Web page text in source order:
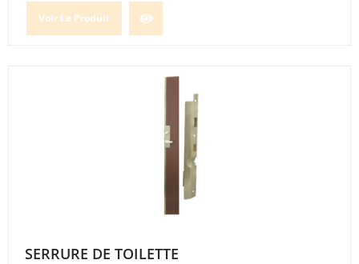
Voir Le Produit
SERRURE DE TOILETTE